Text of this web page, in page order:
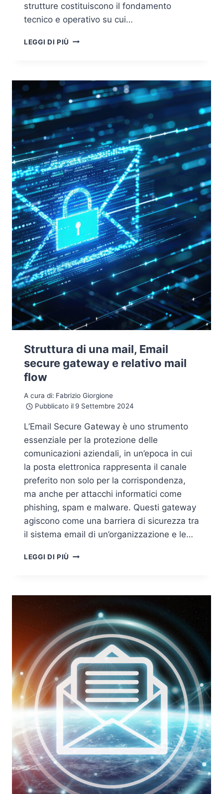
strutture costituiscono il fondamento
tecnico e operativo su cui…
LEGGI DI PIÙ EMAIL
ARTIFICIALE
Struttura di una mail, Email
secure gateway e relativo mail
flow
A cura di: Fabrizio Giorgione
Pubblicato il 9 Settembre 2024
L’Email Secure Gateway è uno strumento
essenziale per la protezione delle
comunicazioni aziendali, in un’epoca in cui
la posta elettronica rappresenta il canale
preferito non solo per la corrispondenza,
ma anche per attacchi informatici come
phishing, spam e malware. Questi gateway
agiscono come una barriera di sicurezza tra
il sistema email di un’organizzazione e le…
LEGGI DI PIÙ STRUTTURA
EMAIL
GATEWAY
E
RELATIVO
MAIL
FLOW